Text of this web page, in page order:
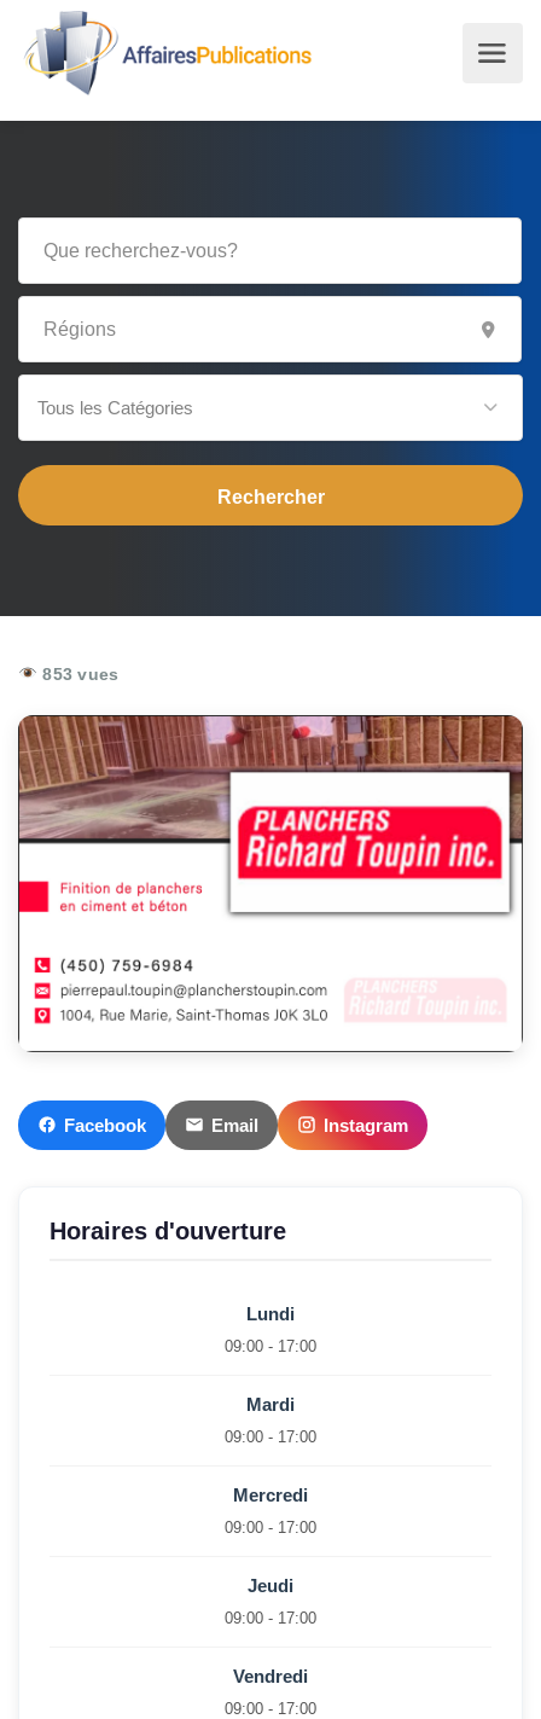
Tous les Catégories
853 vues
Facebook Email Instagram
Horaires d'ouverture
Lundi
09:00 - 17:00
Mardi
09:00 - 17:00
Mercredi
09:00 - 17:00
Jeudi
09:00 - 17:00
Vendredi
09:00 - 17:00